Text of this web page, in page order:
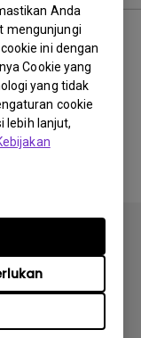
Anda
mengunjungi
ini dengan
Cookie yang
yang tidak
cookie
lebih lanjut,
Terbaru